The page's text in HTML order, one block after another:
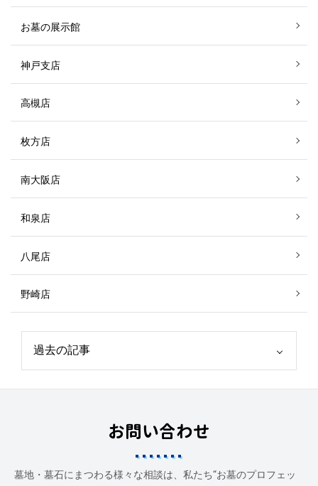
お墓の展示館
神戸支店
高槻店
枚方店
南大阪店
和泉店
八尾店
野崎店
お問い合わせ
墓地・墓石にまつわる様々な相談は、私たち“お墓のプロフェッ